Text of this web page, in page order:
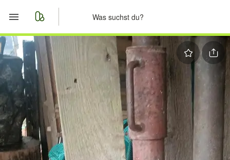
Start
Merkliste
Nachrichten
Anzeige aufgeben